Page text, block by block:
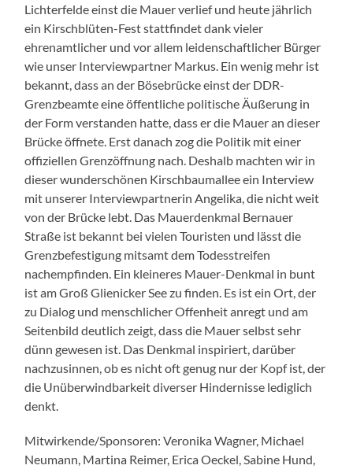
Lichterfelde einst die Mauer verlief und heute jährlich
ein Kirschblüten-Fest stattfindet dank vieler
ehrenamtlicher und vor allem leidenschaftlicher Bürger
wie unser Interviewpartner Markus. Ein wenig mehr ist
bekannt, dass an der Bösebrücke einst der DDR-
Grenzbeamte eine öffentliche politische Äußerung in
der Form verstanden hatte, dass er die Mauer an dieser
Brücke öffnete. Erst danach zog die Politik mit einer
offiziellen Grenzöffnung nach. Deshalb machten wir in
dieser wunderschönen Kirschbaumallee ein Interview
mit unserer Interviewpartnerin Angelika, die nicht weit
von der Brücke lebt. Das Mauerdenkmal Bernauer
Straße ist bekannt bei vielen Touristen und lässt die
Grenzbefestigung mitsamt dem Todesstreifen
nachempfinden. Ein kleineres Mauer-Denkmal in bunt
ist am Groß Glienicker See zu finden. Es ist ein Ort, der
zu Dialog und menschlicher Offenheit anregt und am
Seitenbild deutlich zeigt, dass die Mauer selbst sehr
dünn gewesen ist. Das Denkmal inspiriert, darüber
nachzusinnen, ob es nicht oft genug nur der Kopf ist, der
die Unüberwindbarkeit diverser Hindernisse lediglich
denkt.
Mitwirkende/Sponsoren: Veronika Wagner, Michael
Neumann, Martina Reimer, Erica Oeckel, Sabine Hund,